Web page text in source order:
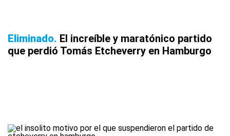
Eliminado El increíble y maratónico partido
que perdió Tomás Etcheverry en Hamburgo